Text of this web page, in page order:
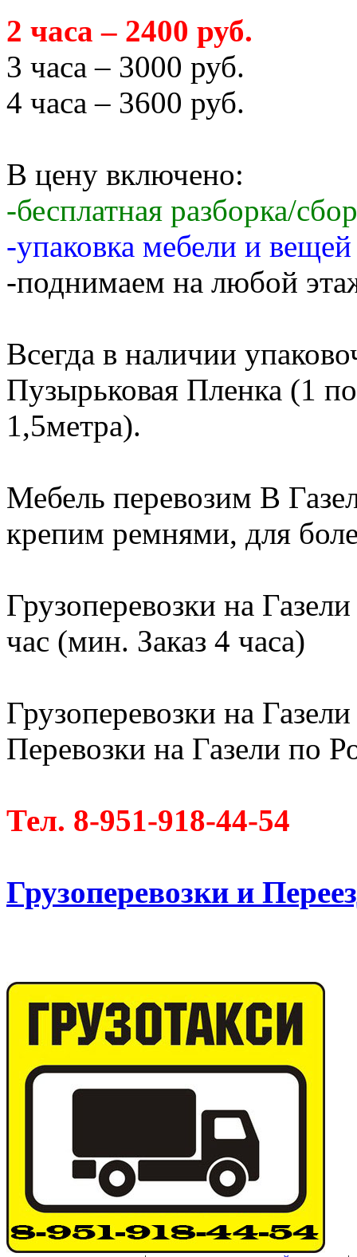
2 часа – 2400 руб.
3 часа – 3000 руб.
4 часа – 3600 руб.
В цену включено:
-бесплатная разборка/
-упаковка мебели и
-поднимаем на любой
Всегда в наличии
Пузырьковая Пленка (1
1,5метра).
Мебель перевозим В
крепим ремнями, для
Грузоперевозки на
час (мин. Заказ 4 часа)
Грузоперевозки на
Перевозки на Газели по
Тел. 8-951-918-44-54
Грузоперевозки и